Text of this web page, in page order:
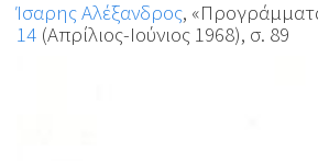
Ίσαρης Αλέξανδρος,
14 (Απρίλιος-Ιούνιος 1968), σ. 89